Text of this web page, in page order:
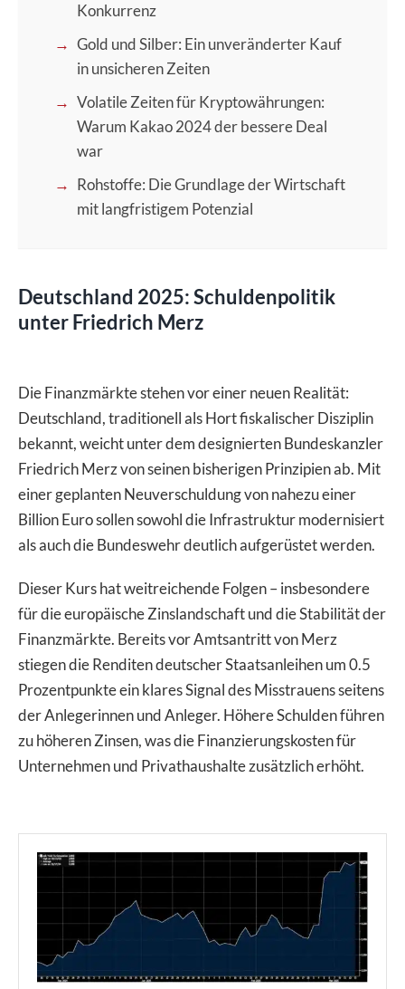
Konkurrenz
Gold und Silber: Ein unveränderter Kauf
in unsicheren Zeiten
Volatile Zeiten für Kryptowährungen:
Warum Kakao 2024 der bessere Deal
war
Rohstoffe: Die Grundlage der Wirtschaft
mit langfristigem Potenzial
Deutschland 2025: Schuldenpolitik
unter Friedrich Merz
Die Finanzmärkte stehen vor einer neuen Realität:
Deutschland, traditionell als Hort fiskalischer Disziplin
bekannt, weicht unter dem designierten Bundeskanzler
Friedrich Merz von seinen bisherigen Prinzipien ab. Mit
einer geplanten Neuverschuldung von nahezu einer
Billion Euro sollen sowohl die Infrastruktur modernisiert
als auch die Bundeswehr deutlich aufgerüstet werden.
Dieser Kurs hat weitreichende Folgen – insbesondere
für die europäische Zinslandschaft und die Stabilität der
Finanzmärkte. Bereits vor Amtsantritt von Merz
stiegen die Renditen deutscher Staatsanleihen um 0.5
Prozentpunkte ein klares Signal des Misstrauens seitens
der Anlegerinnen und Anleger. Höhere Schulden führen
zu höheren Zinsen, was die Finanzierungskosten für
Unternehmen und Privathaushalte zusätzlich erhöht.